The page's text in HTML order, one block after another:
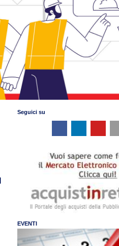
Seguici su
EVENTI